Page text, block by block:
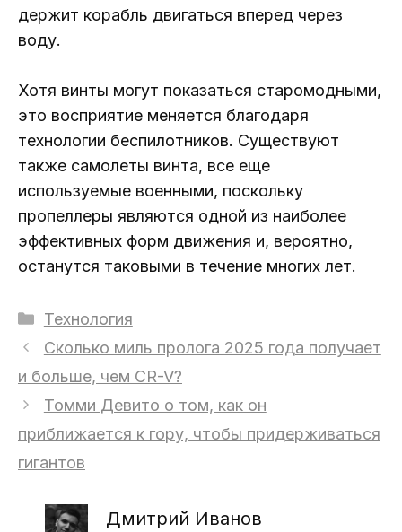
держит корабль двигаться вперед через
воду.
Хотя винты могут показаться старомодными,
это восприятие меняется благодаря
технологии беспилотников. Существуют
также самолеты винта, все еще
используемые военными, поскольку
пропеллеры являются одной из наиболее
эффективных форм движения и, вероятно,
останутся таковыми в течение многих лет.
Рубрики
Технология
Сколько миль пролога 2025 года получает
и больше, чем CR-V?
Томми Девито о том, как он
приближается к гору, чтобы придерживаться
гигантов
Дмитрий Иванов